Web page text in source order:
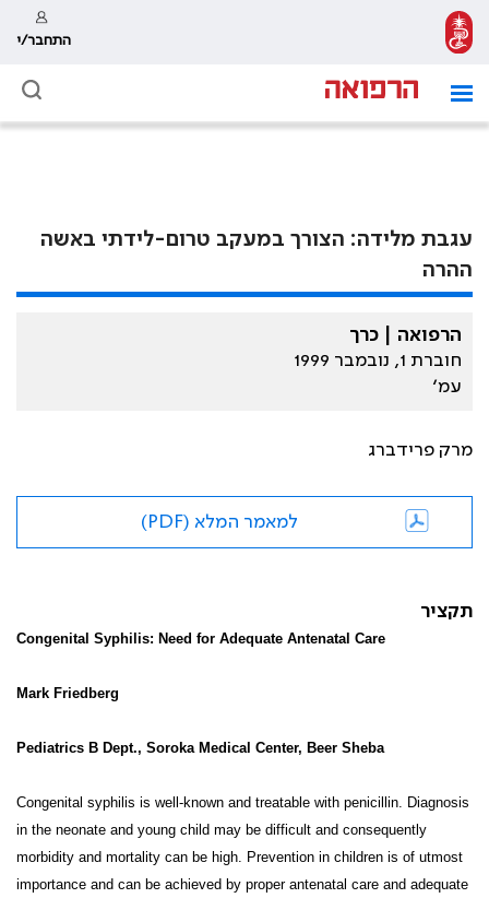
התחבר/י
עגבת מלידה: הצורך במעקב טרום-לידתי באשה
ההרה
הרפואה | כרך
חוברת 1, נובמבר 1999
עמ׳
מרק פרידברג
למאמר המלא (PDF)
תקציר
Congenital Syphilis: Need for Adequate Antenatal Care
Mark Friedberg
Pediatrics B Dept., Soroka Medical Center, Beer Sheba
Congenital syphilis is well-known and treatable with penicillin. Diagnosis
in the neonate and young child may be difficult and consequently
morbidity and mortality can be high. Prevention in children is of utmost
importance and can be achieved by proper antenatal care and adequate